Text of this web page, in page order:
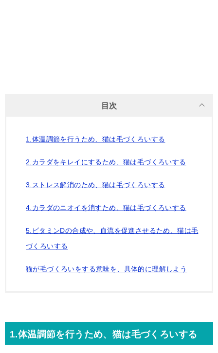
目次
1.体温調節を行うため、猫は毛づくろいする
2.カラダをキレイにするため、猫は毛づくろいする
3.ストレス解消のため、猫は毛づくろいする
4.カラダのニオイを消すため、猫は毛づくろいする
5.ビタミンDの合成や、血流を促進させるため、猫は毛
づくろいする
猫が毛づくろいをする意味を、具体的に理解しよう
1.体温調節を行うため、猫は毛づくろいする